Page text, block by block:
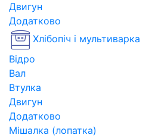
Двигун
Додатково
Хлібопіч і мультиварка
Відро
Вал
Втулка
Двигун
Додатково
Мішалка (лопатка)